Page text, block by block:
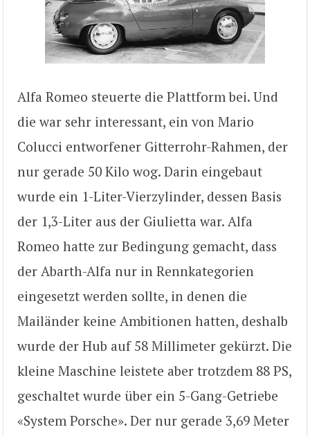
Alfa Romeo steuerte die Plattform bei. Und
die war sehr interessant, ein von Mario
Colucci entworfener Gitterrohr-Rahmen, der
nur gerade 50 Kilo wog. Darin eingebaut
wurde ein 1-Liter-Vierzylinder, dessen Basis
der 1,3-Liter aus der Giulietta war. Alfa
Romeo hatte zur Bedingung gemacht, dass
der Abarth-Alfa nur in Rennkategorien
eingesetzt werden sollte, in denen die
Mailänder keine Ambitionen hatten, deshalb
wurde der Hub auf 58 Millimeter gekürzt. Die
kleine Maschine leistete aber trotzdem 88 PS,
geschaltet wurde über ein 5-Gang-Getriebe
«System Porsche». Der nur gerade 3,69 Meter